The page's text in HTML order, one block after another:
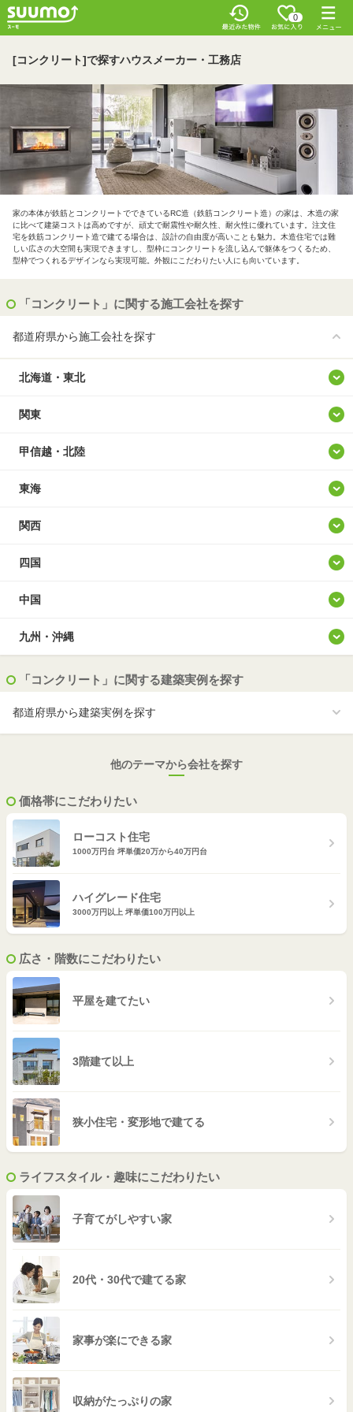
0
[コンクリート]で探すハウスメーカー・工務店
家の本体が鉄筋とコンクリートでできているRC造（鉄筋コンクリート造）の家は、木造の家
に比べて建築コストは高めですが、頑丈で耐震性や耐久性、耐火性に優れています。注文住
宅を鉄筋コンクリート造で建てる場合は、設計の自由度が高いことも魅力。木造住宅では難
しい広さの大空間も実現できますし、型枠にコンクリートを流し込んで躯体をつくるため、
型枠でつくれるデザインなら実現可能。外観にこだわりたい人にも向いています。
「コンクリート」に関する施工会社を探す
都道府県から施工会社を探す
北海道・東北
北海道
青森
岩手
宮城
秋田
山形
福島
関東
東京
神奈川
埼玉
千葉
茨城
群馬
甲信越・北陸
山梨
新潟
長野
富山
石川
東海
愛知
岐阜
静岡
三重
関西
大阪
兵庫
京都
奈良
四国
徳島
香川
高知
中国
鳥取
岡山
九州・沖縄
福岡
佐賀
大分
宮崎
鹿児島
沖縄
「コンクリート」に関する建築実例を探す
都道府県から建築実例を探す
他のテーマから会社を探す
価格帯にこだわりたい
ローコスト住宅
1000万円台 坪単価20万から40万円台
ハイグレード住宅
3000万円以上 坪単価100万円以上
広さ・階数にこだわりたい
平屋を建てたい
3階建て以上
狭小住宅・変形地で建てる
ライフスタイル・趣味にこだわりたい
子育てがしやすい家
20代・30代で建てる家
家事が楽にできる家
収納がたっぷりの家